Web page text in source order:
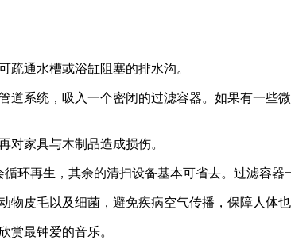
通水槽或浴缸阻塞的排水沟。
系统，吸入一个密闭的过滤容器。如果有一些
家具与木制品造成损伤。
再生，其余的清扫设备基本可省去。过滤容器
皮毛以及细菌，避免疾病空气传播，保障人体也
最钟爱的音乐。